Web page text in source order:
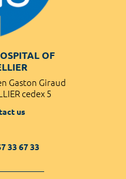
OF
Gaston Giraud
cedex 5
us
33 67 33